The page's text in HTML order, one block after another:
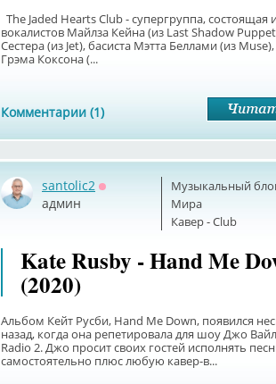
The Jaded Hearts Club - супергруппа, состоящая
вокалистов Майлза Кейна (из Last Shadow
Сестера (из Jet), басиста Мэтта Беллами (из
Грэма Коксона (...
Комментарии (1)
Музыкальный
Мира
Кавер - Club
santolic2
админ
Kate Rusby - Hand Me
(2020)
Альбом Кейт Русби, Hand Me Down, появился
назад, когда она репетировала для шоу Джо
Radio 2. Джо просит своих гостей исполнять
самостоятельно плюс любую кавер-в...